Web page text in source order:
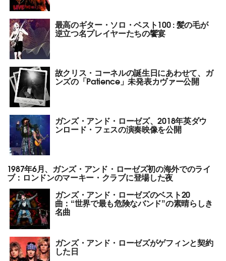
最高のギター・ソロ・ベスト100 : 髪の毛が
逆立つ名プレイヤーたちの饗宴
故クリス・コーネルの誕生日にあわせて、ガ
ンズの「Patience」未発表カヴァー公開
ガンズ・アンド・ローゼズ、2018年英ダウ
ンロード・フェスの演奏映像を公開
1987年6月、ガンズ・アンド・ローゼズ初の海外でのライ
ブ：ロンドンのマーキー・クラブに登場した夜
ガンズ・アンド・ローゼズのベスト20
曲：“世界で最も危険なバンド”の素晴らしき
名曲
ガンズ・アンド・ローゼズがゲフィンと契約
した日